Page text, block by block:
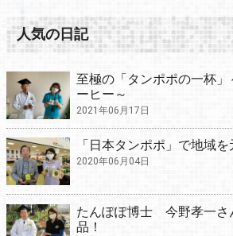
人気の日記
至極の「タンポポの一杯」
ーヒー～
2021年06月17日
「日本タンポポ」で地域を
2020年06月04日
たんぽぽ博士 今野孝一さ
品！